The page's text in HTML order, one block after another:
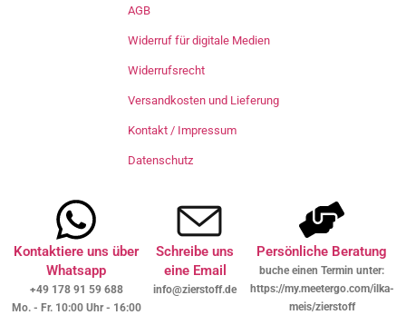
AGB
Widerruf für digitale Medien
Widerrufsrecht
Versandkosten und Lieferung
Kontakt / Impressum
Datenschutz
Kontaktiere uns über
Whatsapp
+49 178 91 59 688
Mo. - Fr. 10:00 Uhr - 16:00
Schreibe uns
eine Email
info@zierstoff.de
Persönliche Beratung
buche einen Termin unter:
https://my.meetergo.com/ilka-
meis/zierstoff